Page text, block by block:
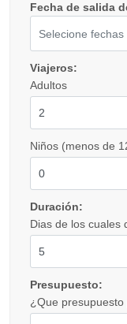
Fecha de salida
Viajeros:
Adultos
Niños (menos de
Duración:
Dias de los cuales
Presupuesto:
¿Que